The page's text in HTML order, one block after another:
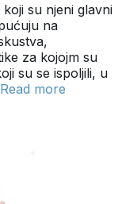
su njeni glavni
na
za kojojm su
su se ispoljili, u
Read more